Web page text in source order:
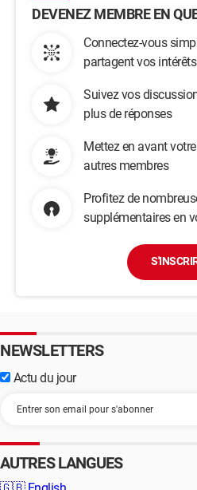
DEVENEZ MEMBRE EN
Connectez-vous
partagent vos intérêts
Suivez vos
plus de réponses
Mettez en avant
autres membres
Profitez de
supplémentaires en
NEWSLETTERS
Actu du jour
AUTRES LANGUES